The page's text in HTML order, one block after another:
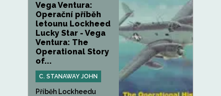
Vega Ventura:
Operační příběh
letounu Lockheed
Lucky Star - Vega
Ventura: The
Operational Story
of...
C. STANAWAY JOHN
Příběh Lockheedu